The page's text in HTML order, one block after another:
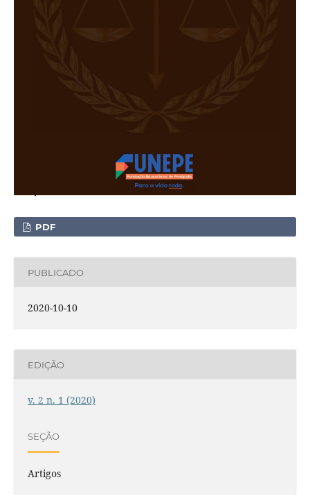
PDF
PUBLICADO
2020-10-10
EDIÇÃO
v. 2 n. 1 (2020)
SEÇÃO
Artigos